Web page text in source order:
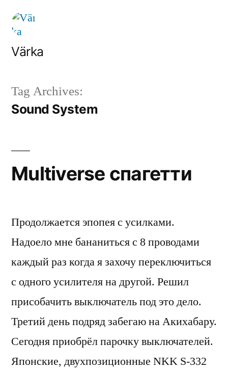
Skip
content
Värka
Tag Archives:
Sound System
Multiverse спагетти
Продолжается эпопея с усилками.
Надоело мне бананиться с 8 проводами
каждый раз когда я захочу переключиться
с одного усилителя на другой. Решил
присобачить выключатель под это дело.
Третий день подряд забегаю на Акихабару.
Сегодня приобрёл парочку выключателей.
Японские, двухпозиционные NKK S-332